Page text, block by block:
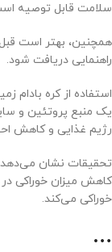
سلامت قابل توصیه
همچنین، بهتر است
راهنمایی دریافت شود.
استفاده از کره بادام
یک منبع پروتئین و
رژیم غذایی و کاهش
تحقیقات نشان می‌دهد
کاهش میزان خوراکی
خوراکی می‌کند.
…